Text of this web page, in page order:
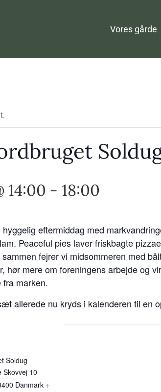
Vores gårde
14:00 - 18:00
eftermiddag med
Peaceful pies laver friskbagte
fejrer vi midsommeren med
hør mere om foreningens arbejde og
marken.
allerede nu kryds i kalenderen til en
Soldug
Skovvej 10
Danmark +